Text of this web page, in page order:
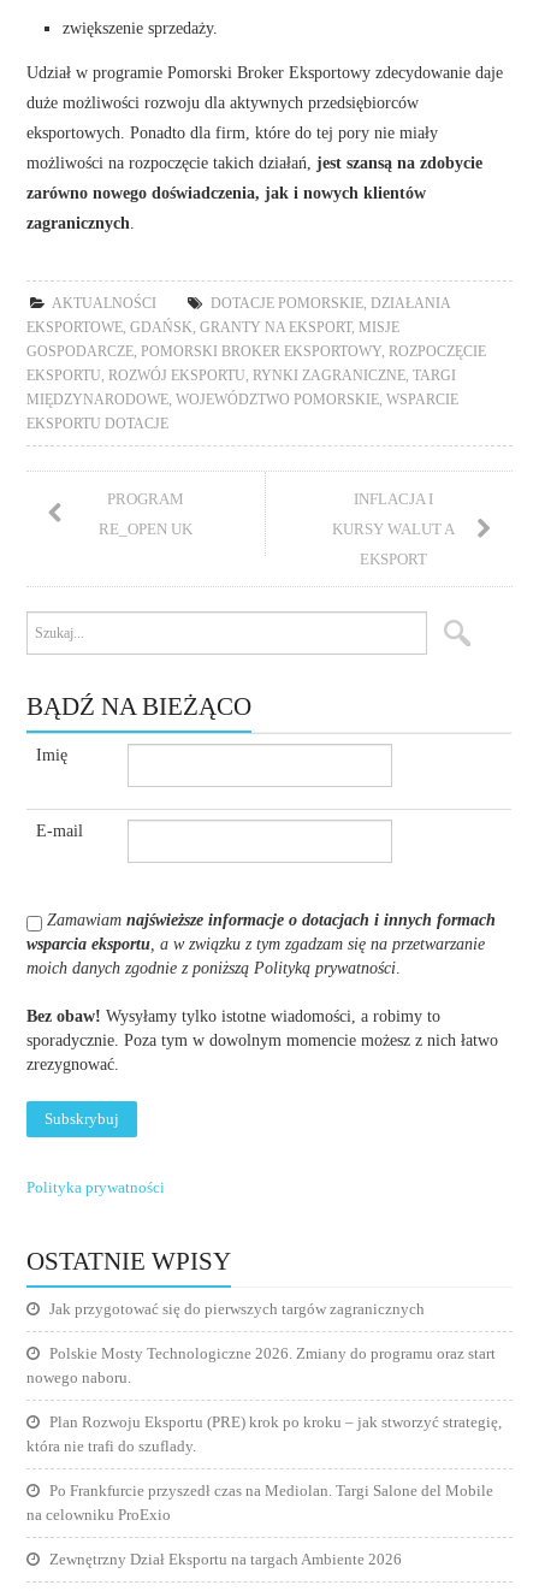
zwiększenie sprzedaży.
Udział w programie Pomorski Broker Eksportowy zdecydowanie daje
duże możliwości rozwoju dla aktywnych przedsiębiorców
eksportowych. Ponadto dla firm, które do tej pory nie miały
możliwości na rozpoczęcie takich działań,jest szansą na zdobycie
zarówno nowego doświadczenia, jak i nowych klientów
zagranicznych
AKTUALNOŚCI DOTACJE POMORSKIE ,DZIAŁANIA
EKSPORTOWE ,GDAŃSK ,GRANTY NA EKSPORT,MISJE
GOSPODARCZE ,POMORSKI BROKER EKSPORTOWY ,ROZPOCZĘCIE
EKSPORTU ,ROZWÓJ EKSPORTU ,RYNKI ZAGRANICZNE ,TARGI
MIĘDZYNARODOWE ,WOJEWÓDZTWO POMORSKIE ,WSPARCIE
EKSPORTU DOTACJE
PROGRAM
RE_OPEN UK
INFLACJA I
KURSY WALUT A
EKSPORT
BĄDŹ NA BIEŻĄCO
Imię
E-mail
Zamawiamnajświeższe informacje o dotacjach i innych formach
wsparcia eksportu , a w związku z tym zgadzam się na przetwarzanie
moich danych zgodnie z poniższą Polityką prywatności
Bez obaw! Wysyłamy tylko istotne wiadomości, a robimy to
sporadycznie. Poza tym w dowolnym momencie możesz z nich łatwo
zrezygnować.
Polityka prywatności
OSTATNIE WPISY
Jak przygotować się do pierwszych targów zagranicznych
Polskie Mosty Technologiczne 2026. Zmiany do programu oraz start
nowego naboru.
Plan Rozwoju Eksportu (PRE) krok po kroku – jak stworzyć strategię,
która nie trafi do szuflady.
Po Frankfurcie przyszedł czas na Mediolan. Targi Salone del Mobile
na celowniku ProExio
Zewnętrzny Dział Eksportu na targach Ambiente 2026